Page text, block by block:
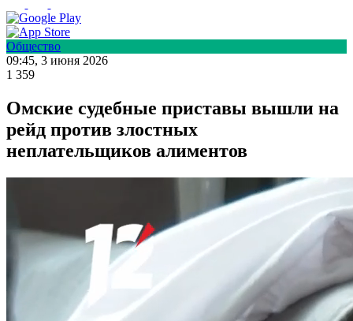
Общество
09:45, 3 июня 2026
1 359
Омские судебные приставы вышли на
рейд против злостных
неплательщиков алиментов